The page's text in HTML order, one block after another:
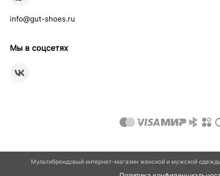
info@gut-shoes.ru
Мы в соцсетях
Мультибрендовый интернет-магазин женской и мужской